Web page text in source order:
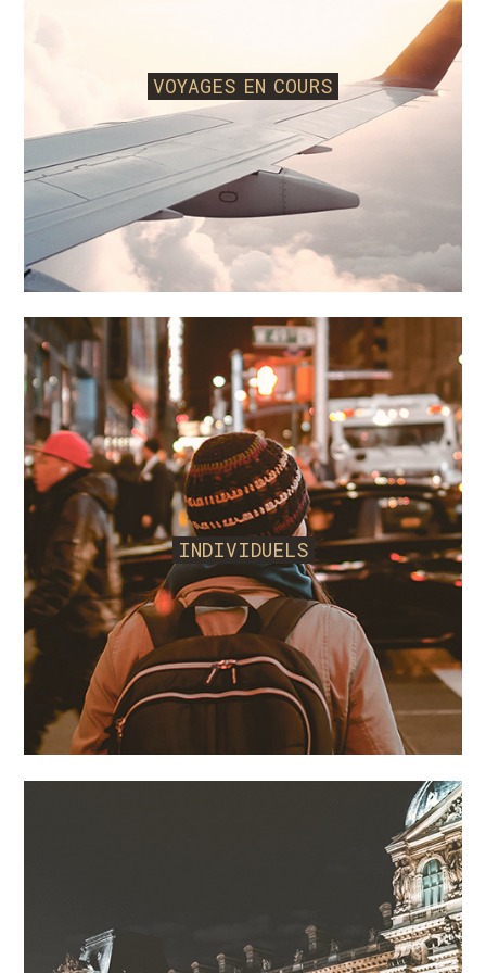
VOYAGES EN COURS
INDIVIDUELS
également utiliser les sites conformément aux
présentes CGV, en son nom et pour le compte
de tous les bénéficiaires des prestations
commandées par ses soins sur le site dont il
reconnaît être le mandataire(ci-après les
bénéficiaires) et auxquels les présentes
conditions générales de vente seront
opposables. L’utilisateur est responsable
financièrement de l’utilisation de site faite tant en
son nom que pour le compte des bénéficiaires,
sauf à démontrer une utilisation frauduleuse ne
résultant d’aucune faute ou négligence de sa
part. L’utilisateur garantit la véracité et l’exactitude
des informations fournies par lui en son nom et
au nom de tous les bénéficiaires utilisant ses
données sur ce site. DTOUR se réserve le droit à
tout moment de ne pas contracter avec un
utilisateur qui ferait une utilisation frauduleuse
des sites ou qui contreviendrait aux présentes
conditions générales de vente. La société entend
ici rappeler les termes de l'article 313-1 du Code
Pénal français :
«L'escroquerie est le fait, soit par
l'usage d'un faux nom ou d'une fausse qualité, soit
par l'abus d'une qualité vraie, soit par l'emploi de
manœuvres frauduleuses de tromper une personne
physique ou morale et de la déterminer ainsi, à son
préjudice ou au préjudice d'un tiers, à remettre des
fonds, des valeurs ou un bien quelconque, à fournir
un service ou à consentir un acte opérant